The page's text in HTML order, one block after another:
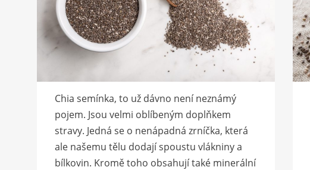
Chia semínka, to už dávno není neznámý
pojem. Jsou velmi oblíbeným doplňkem
stravy. Jedná se o nenápadná zrníčka, která
ale našemu tělu dodají spoustu vlákniny a
bílkovin. Kromě toho obsahují také minerální